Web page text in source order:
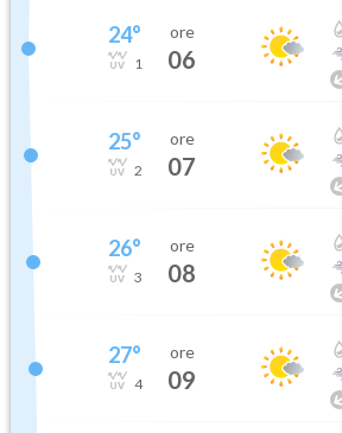
24°
1
ore
06
25°
2
ore
07
26°
3
ore
08
27°
4
ore
09